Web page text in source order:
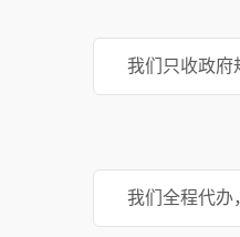
我们只收政府
我们全程代办